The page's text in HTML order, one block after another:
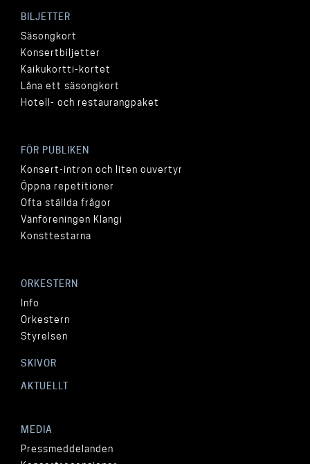
BILJETTER
Säsongkort
Konsertbiljetter
Kaikukortti-kortet
Låna ett säsongkort
Hotell- och restaurangpaket
FÖR PUBLIKEN
Konsert-intron och liten ouvertyr
Öppna repetitioner
Ofta ställda frågor
Vänföreningen Klangi
Konsttestarna
ORKESTERN
Info
Orkestern
Styrelsen
SKIVOR
AKTUELLT
MEDIA
Pressmeddelanden